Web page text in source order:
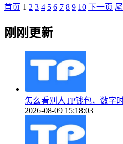
首页 1 2 3 4 5 6 7 8 9 10 下一页
刚刚更新
怎么看别人TP钱包，数字
2026-08-09 15:18:03